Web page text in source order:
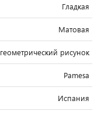
Гладкая
Матовая
геометрический рисунок
Pamesa
Испания